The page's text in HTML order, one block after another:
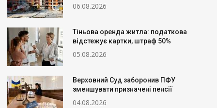
06.08.2026
Тіньова оренда житла: податкова
відстежує картки, штраф 50%
05.08.2026
Верховний Суд заборонив ПФУ
зменшувати призначені пенсії
04.08.2026